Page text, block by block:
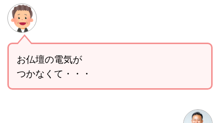
お仏壇の電気が
つかなくて・・・